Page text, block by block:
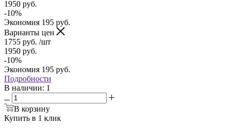
1950 руб.
-10%
Экономия 195 руб.
Варианты цен
1755 руб. /шт
1950 руб.
-10%
Экономия 195 руб.
Подробности
В наличии: 1
В корзину
Купить в 1 клик